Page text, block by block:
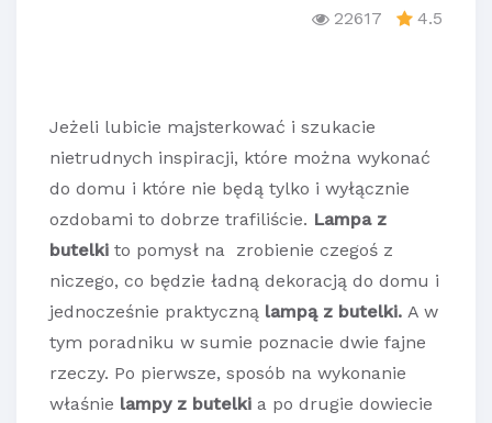
22617 4.5
Jeżeli lubicie majsterkować i szukacie
nietrudnych inspiracji, które można wykonać
do domu i które nie będą tylko i wyłącznie
ozdobami to dobrze trafiliście. Lampa z
butelki to pomysł na zrobienie czegoś z
niczego, co będzie ładną dekoracją do domu i
jednocześnie praktyczną lampą z butelki. A w
tym poradniku w sumie poznacie dwie fajne
rzeczy. Po pierwsze, sposób na wykonanie
właśnie lampy z butelki a po drugie dowiecie